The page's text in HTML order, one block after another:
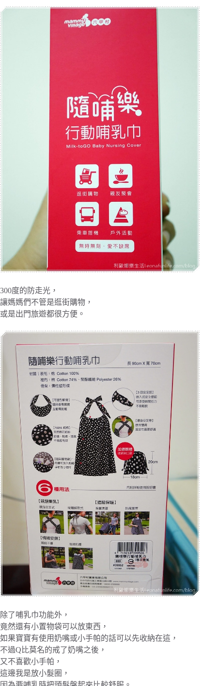
300度的防走光，
讓媽媽們不管是逛街購物，
或是出門旅遊都很方便。
除了哺乳巾功能外，
竟然還有小置物袋可以放東西，
如果寶寶有使用奶嘴或小手帕的話可以先收納在這，
不過Q比莫名的戒了奶嘴之後，
又不喜歡小手帕，
這邊我是放小髮圈，